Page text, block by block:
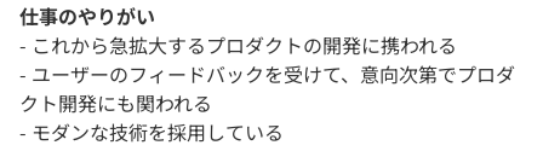
仕事のやりがい
- これから急拡大するプロダクトの開発に携われる
- ユーザーのフィードバックを受けて、意向次第でプロダ
クト開発にも関われる
- モダンな技術を採用している